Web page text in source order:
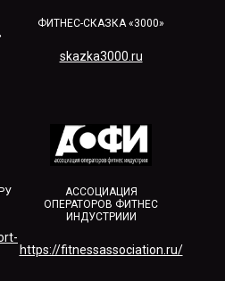
ФИТНЕС-СКАЗКА «3000»
skazka3000.ru
АССОЦИАЦИЯ
ОПЕРАТОРОВ ФИТНЕС
ИНДУСТРИИИ
https://fitnessassociation.ru/